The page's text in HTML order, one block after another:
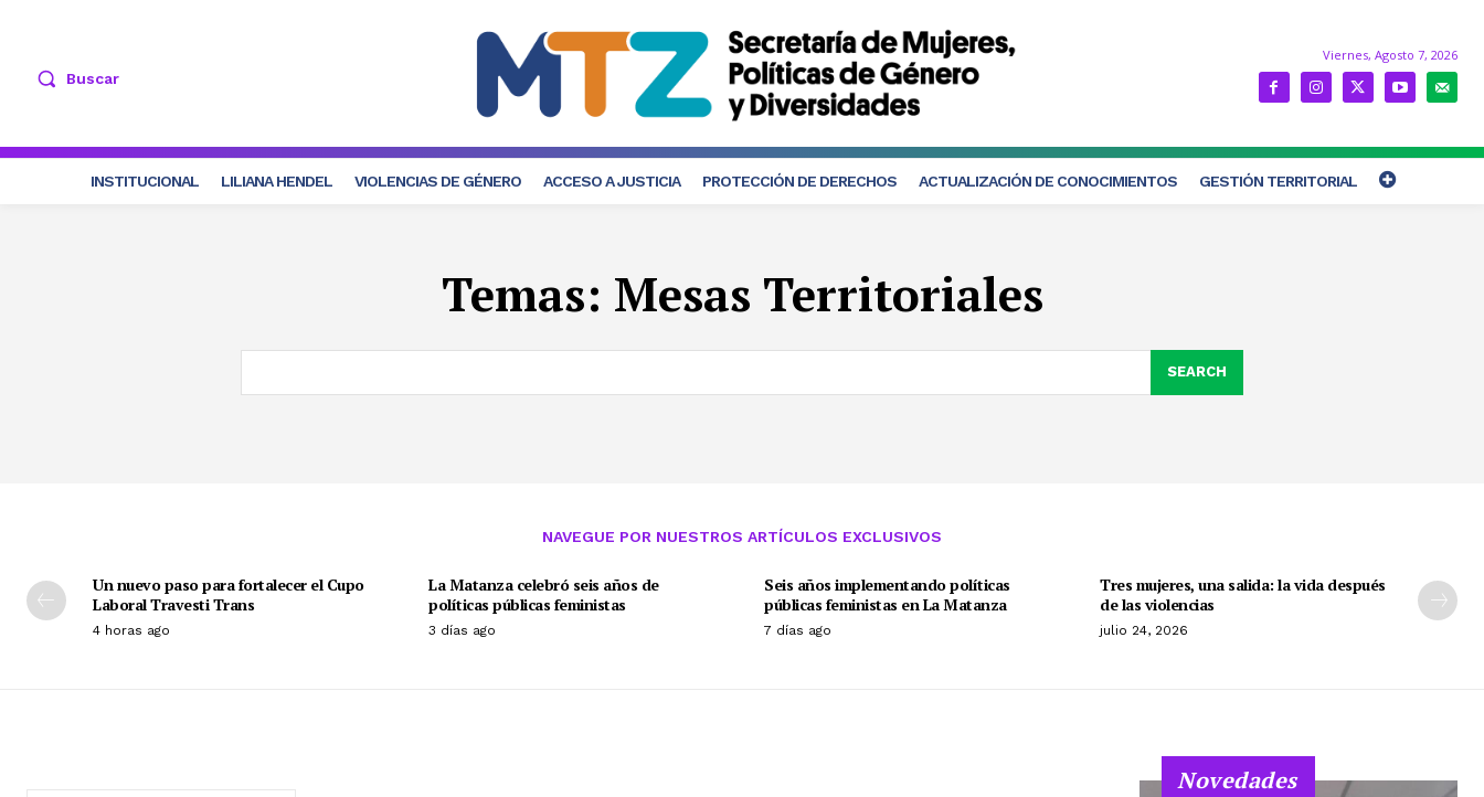
Buscar
Viernes, Agosto 7, 2026
INSTITUCIONAL LILIANA HENDEL VIOLENCIAS DE GÉNERO ACCESO A JUSTICIA PROTECCIÓN DE DERECHOS ACTUALIZACIÓN DE CONOCIMIENTOS GESTIÓN TERRITORIAL
Temas: Mesas Territoriales
SEARCH
NAVEGUE POR NUESTROS ARTÍCULOS EXCLUSIVOS
Un nuevo paso para fortalecer el Cupo
Laboral Travesti Trans
4 horas ago
La Matanza celebró seis años de
políticas públicas feministas
3 días ago
Seis años implementando políticas
públicas feministas en La Matanza
7 días ago
Tres mujeres, una salida: la vida después
de las violencias
julio 24, 2026
Novedades